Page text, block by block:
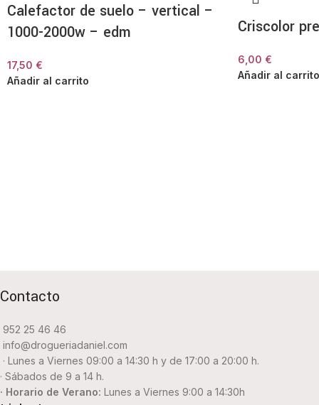
Calefactor de suelo – vertical –
1000-2000w – edm
17,50 €
Añadir al carrito
Criscolor
6,00 €
Añadir al carrito
Contacto
952 25 46 46
info@drogueriadaniel.com
· Lunes a Viernes 09:00 a 14:30 h y de 17:00 a 20:00 h.
· Sábados de 9 a 14 h.
· Horario de Verano: Lunes a Viernes 9:00 a 14:30h